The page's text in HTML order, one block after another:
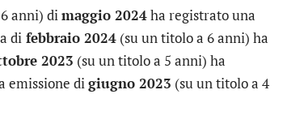
anni) dimaggio 2024ha registrato una
di febbraio 2024 (su un titolo a 6 anni) ha
2023 (su un titolo a 5 anni) ha
emissione digiugno 2023 (su un titolo a 4